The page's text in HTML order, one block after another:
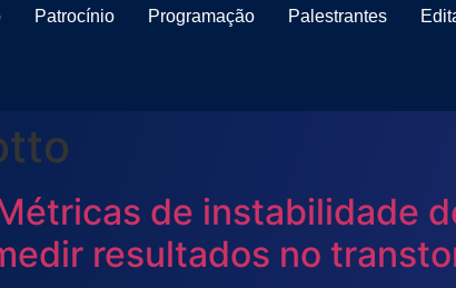
Patrocínio Programação Palestrantes
de instabilidade
resultados no